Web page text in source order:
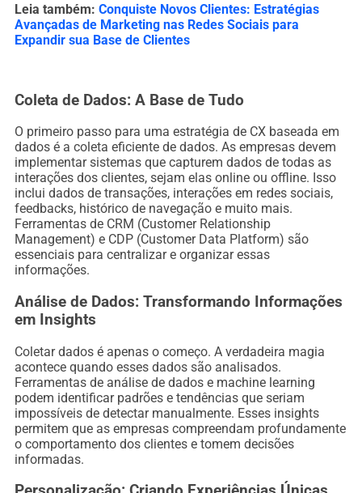
Leia também: Conquiste Novos Clientes: Estratégias
Avançadas de Marketing nas Redes Sociais para
Expandir sua Base de Clientes
Coleta de Dados: A Base de Tudo
O primeiro passo para uma estratégia de CX baseada em
dados é a coleta eficiente de dados. As empresas devem
implementar sistemas que capturem dados de todas as
interações dos clientes, sejam elas online ou offline. Isso
inclui dados de transações, interações em redes sociais,
feedbacks, histórico de navegação e muito mais.
Ferramentas de CRM (Customer Relationship
Management) e CDP (Customer Data Platform) são
essenciais para centralizar e organizar essas
informações.
Análise de Dados: Transformando Informações
em Insights
Coletar dados é apenas o começo. A verdadeira magia
acontece quando esses dados são analisados.
Ferramentas de análise de dados e machine learning
podem identificar padrões e tendências que seriam
impossíveis de detectar manualmente. Esses insights
permitem que as empresas compreendam profundamente
o comportamento dos clientes e tomem decisões
informadas.